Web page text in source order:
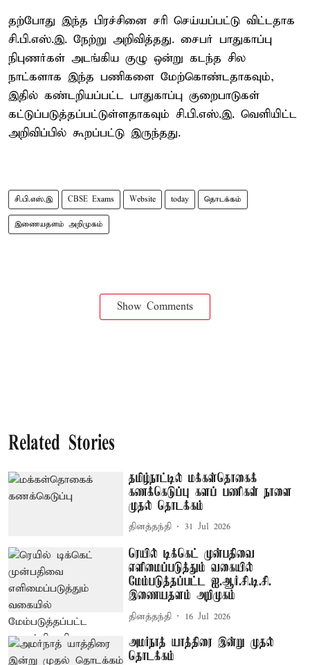
தற்போது இந்த பிரச்சினை சரி செய்யப்பட்டு விட்டதாக
சி.பி.எஸ்.இ. நேற்று அறிவித்தது. சைபர் பாதுகாப்பு
நிபுணர்கள் அடங்கிய குழு ஒன்று கடந்த சில
நாட்களாக இந்த பணிகளை மேற்கொண்டதாகவும்,
இதில் கண்டறியப்பட்ட பாதுகாப்பு குறைபாடுகள்
கட்டுப்படுத்தப்பட்டுள்ளதாகவும் சி.பி.எஸ்.இ. வெளியிட்ட
அறிவிப்பில் கூறப்பட்டு இருந்தது.
சி.பி.எஸ்.இ CBSE Exams Website today தொடக்கம்
இணையதளம் அறிமுகம்
Show Comments
Related Stories
தமிழ்நாட்டில் மக்கள்தொகைக்
கணக்கெடுப்பு களப் பணிகள் நாளை
முதல் தொடக்கம்
தினத்தந்தி 31 Jul 2026
ரெயில் டிக்கெட் முன்பதிவை
எளிமைப்படுத்தும் வகையில்
மேம்படுத்தப்பட்ட ஐ.ஆர்.சி.டி.சி.
இணையதளம் அறிமுகம்
தினத்தந்தி 16 Jul 2026
அமர்நாத் யாத்திரை இன்று முதல்
தொடக்கம்